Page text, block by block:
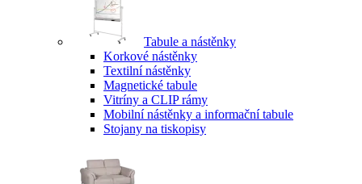
Tabule a nástěnky
Korkové nástěnky
Textilní nástěnky
Magnetické tabule
Vitríny a CLIP rámy
Mobilní nástěnky a informační tabule
Stojany na tiskopisy